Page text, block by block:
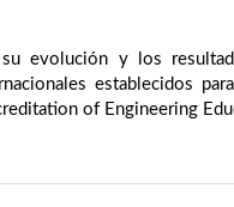
evolución y los
establecidos
of Engineering